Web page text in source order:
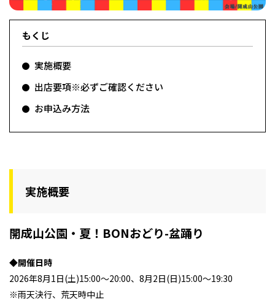
ク
ランチ
レジャー・スポー
その他
幼稚園 教育
その他
もくじ
実施概要
出店要項※必ずご確認ください
お申込み方法
実施概要
開成山公園・夏！BONおどり-盆踊り
◆開催日時
2026年8月1日(土)15:00～20:00、8月2日(日)15:00～19:30
※雨天決行、荒天時中止